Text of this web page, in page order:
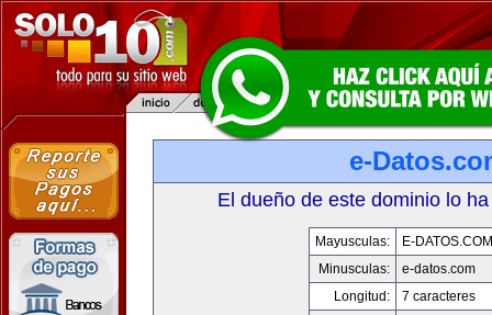
e-
El dueño de este dominio lo
Mayusculas:
E-DATOS.COM
Minusculas:
e-datos.com
Longitud:
7 caracteres